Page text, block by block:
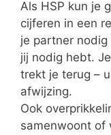
Als HSP kun je
cijferen in een
je partner
jij nodig hebt.
trekt je terug –
afwijzing.
Ook
samenwoont of